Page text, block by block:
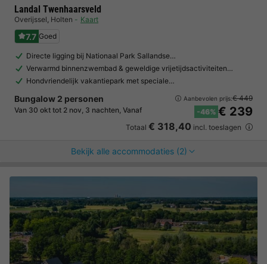
Landal Twenhaarsveld
Overijssel, Holten Kaart
7.7 Goed
Directe ligging bij Nationaal Park Sallandse…
Verwarmd binnenzwembad & geweldige vrijetijdsactiviteiten…
Hondvriendelijk vakantiepark met speciale…
Bungalow 2 personen
Van 30 okt tot 2 nov, 3 nachten, Vanaf
Aanbevolen prijs:€ 449
-46% € 239
Totaal € 318,40 incl. toeslagen
Bekijk alle accommodaties (2)